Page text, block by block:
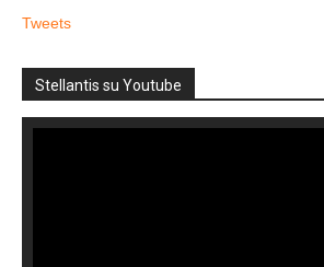
Tweets
Stellantis su Youtube